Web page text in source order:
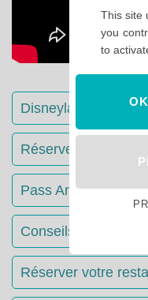
Disneyland Paris :
Réserver votre
Pass Annuels
Conseils & Astuces
Réserver votre
This site
you
to